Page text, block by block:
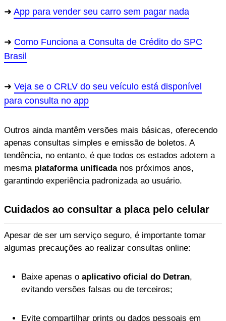
App para vender seu carro sem pagar nada
Como Funciona a Consulta de Crédito do SPC
Brasil
Veja se o CRLV do seu veículo está disponível
para consulta no app
Outros ainda mantêm versões mais básicas, oferecendo
apenas consultas simples e emissão de boletos. A
tendência, no entanto, é que todos os estados adotem a
mesma plataforma unificadanos próximos anos,
garantindo experiência padronizada ao usuário.
Cuidados ao consultar a placa pelo celular
Apesar de ser um serviço seguro, é importante tomar
algumas precauções ao realizar consultas online:
Baixe apenas o aplicativo oficial do Detran,
evitando versões falsas ou de terceiros;
Evite compartilhar prints ou dados pessoais em